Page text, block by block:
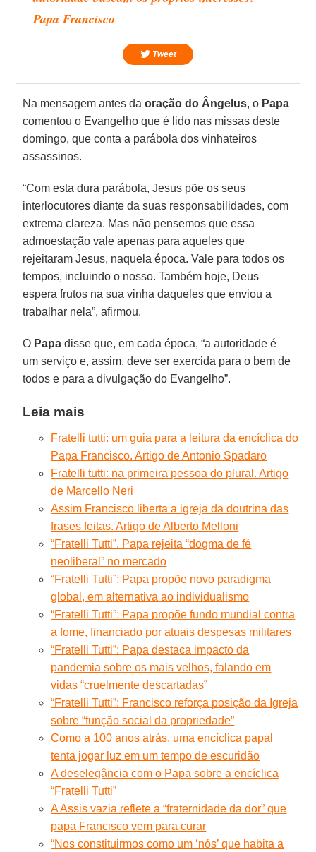
Papa Francisco
Tweet
Na mensagem antes daoração do Ângelus, o Papa
comentou o Evangelho que é lido nas missas deste
domingo, que conta a parábola dos vinhateiros
assassinos.
“Com esta dura parábola, Jesus põe os seus
interlocutores diante da suas responsabilidades, com
extrema clareza. Mas não pensemos que essa
admoestação vale apenas para aqueles que
rejeitaram Jesus, naquela época. Vale para todos os
tempos, incluindo o nosso. Também hoje, Deus
espera frutos na sua vinha daqueles que enviou a
trabalhar nela”, afirmou.
O Papa disse que, em cada época, “a autoridade é
um serviço e, assim, deve ser exercida para o bem de
todos e para a divulgação do Evangelho”.
Leia mais
Fratelli tutti: um guia para a leitura da encíclica do
Papa Francisco. Artigo de Antonio Spadaro
Fratelli tutti: na primeira pessoa do plural. Artigo
de Marcello Neri
Assim Francisco liberta a igreja da doutrina das
frases feitas. Artigo de Alberto Melloni
“Fratelli Tutti”. Papa rejeita “dogma de fé
neoliberal” no mercado
“Fratelli Tutti”: Papa propõe novo paradigma
global, em alternativa ao individualismo
“Fratelli Tutti”: Papa propõe fundo mundial contra
a fome, financiado por atuais despesas militares
“Fratelli Tutti”: Papa destaca impacto da
pandemia sobre os mais velhos, falando em
vidas “cruelmente descartadas”
“Fratelli Tutti”: Francisco reforça posição da Igreja
sobre “função social da propriedade”
Como a 100 anos atrás, uma encíclica papal
tenta jogar luz em um tempo de escuridão
A deselegância com o Papa sobre a encíclica
“Fratelli Tutti”
A Assis vazia reflete a “fraternidade da dor” que
papa Francisco vem para curar
“Nos constituirmos como um ‘nós’ que habita a